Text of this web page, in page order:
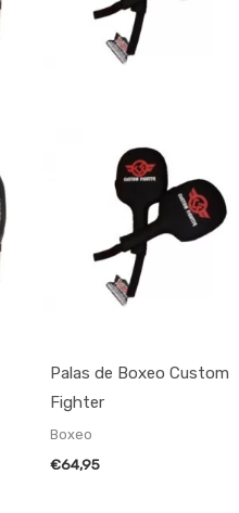
Palas de Boxeo Custom
Fighter
Boxeo
€64,95